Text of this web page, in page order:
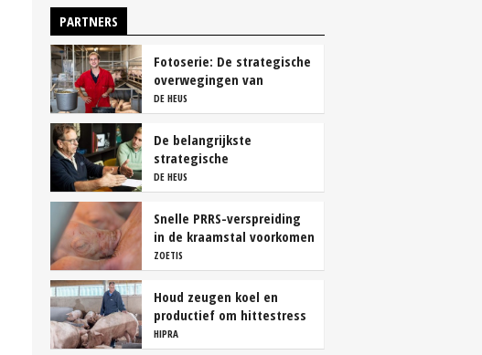
PARTNERS
Fotoserie: De strategische
overwegingen van
varkensbedrijf Gerrits
DE HEUS
De belangrijkste
strategische
overwegingen van
vleesvarkenshouders
DE HEUS
Snelle PRRS-verspreiding
in de kraamstal voorkomen
ZOETIS
Houd zeugen koel en
productief om hittestress
te voorkomen
HIPRA